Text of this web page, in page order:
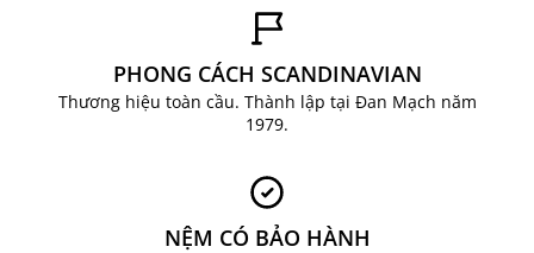
LIÊN HỆ NGAY ĐỂ ĐƯỢC TƯ VẤN
Facebook:JYSK Việt Nam
Email: ecom@jysk.vn
PHONG CÁCH SCANDINAVIAN
Thương hiệu toàn cầu. Thành lập tại Đan Mạch năm
1979.
NỆM CÓ BẢO HÀNH